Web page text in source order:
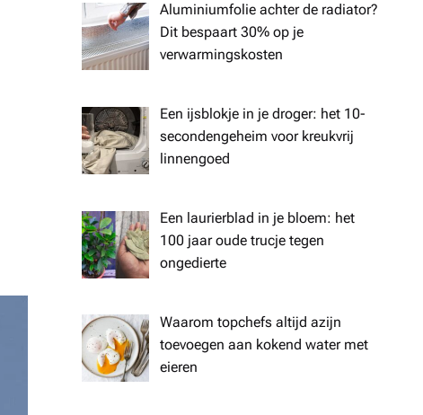
Aluminiumfolie achter de radiator?
Dit bespaart 30% op je
verwarmingskosten
Een ijsblokje in je droger: het 10-
secondengeheim voor kreukvrij
linnengoed
Een laurierblad in je bloem: het
100 jaar oude trucje tegen
ongedierte
Waarom topchefs altijd azijn
toevoegen aan kokend water met
eieren